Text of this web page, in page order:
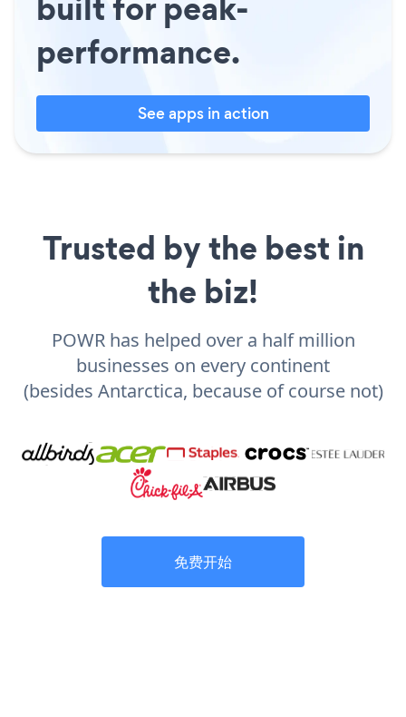
performance.
See apps in action
Trusted by the best in
the biz!
POWR has helped over a half million
businesses on every continent
(besides Antarctica, because of course not)
免费开始